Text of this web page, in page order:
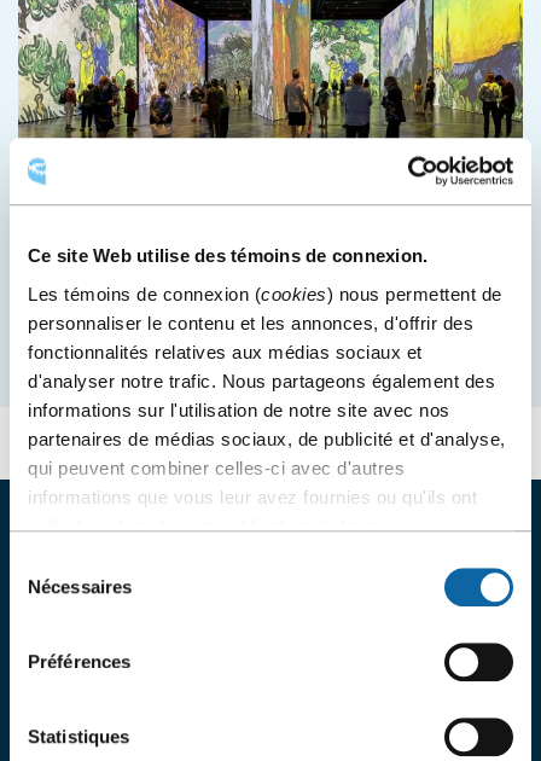
Ce site Web utilise des témoins de connexion.
Les témoins de connexion (cookies) nous permettent de
personnaliser le contenu et les annonces, d'offrir des
fonctionnalités relatives aux médias sociaux et
d'analyser notre trafic. Nous partageons également des
informations sur l'utilisation de notre site avec nos
partenaires de médias sociaux, de publicité et d'analyse,
qui peuvent combiner celles-ci avec d'autres
informations que vous leur avez fournies ou qu'ils ont
collectées lors de votre utilisation de leurs services.
Nécessaires
Préférences
Statistiques
Photos
Explorez les événements et les espaces du Centre des
Consultez les meilleurs articles à notre sujet dans